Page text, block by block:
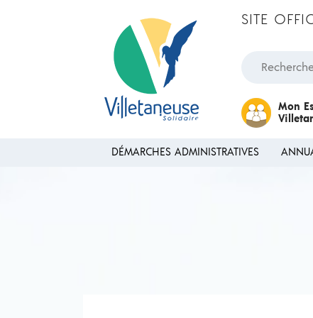
SITE
Rechercher
Mon
DÉMARCHES ADMINISTRATIVES